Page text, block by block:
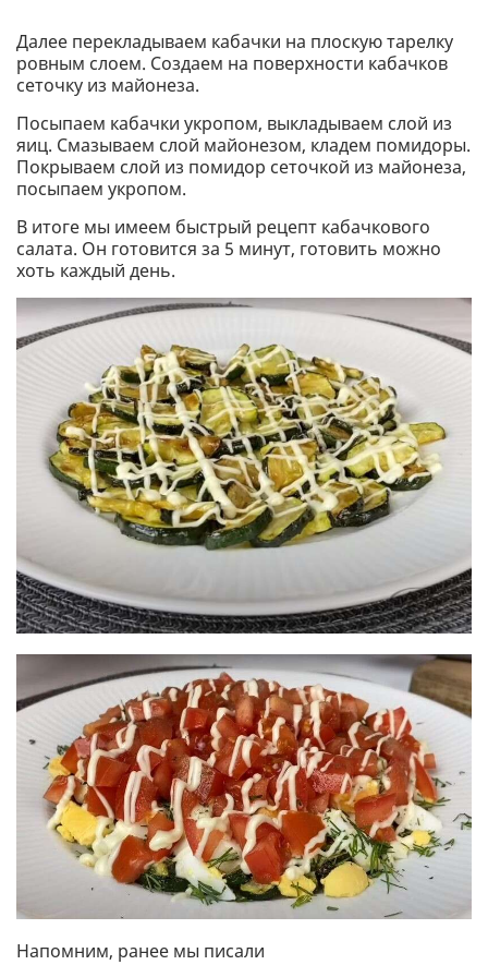
Далее перекладываем кабачки на плоскую тарелку
ровным слоем. Создаем на поверхности кабачков
сеточку из майонеза.
Посыпаем кабачки укропом, выкладываем слой из
яиц. Смазываем слой майонезом, кладем помидоры.
Покрываем слой из помидор сеточкой из майонеза,
посыпаем укропом.
В итоге мы имеем быстрый рецепт кабачкового
салата. Он готовится за 5 минут, готовить можно
хоть каждый день.
Напомним, ранее мы писали